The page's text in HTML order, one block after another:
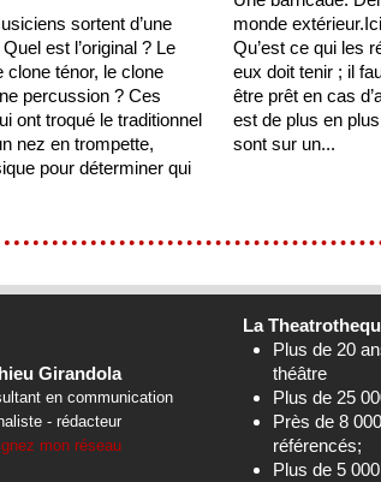
sortent d’une
est l’original ? Le
clone ténor, le clone
percussion ? Ces
ont troqué le traditionnel
nez en trompette,
pour déterminer qui
monde
Qu’est ce qui les
eux doit tenir ; il
être prêt en cas
est de plus en
sont sur un...
Girandola
en communication
- rédacteur
mon réseau
La
Plus de 20
théâtre
Plus de 25
Près de 8
référencés;
Plus de 5